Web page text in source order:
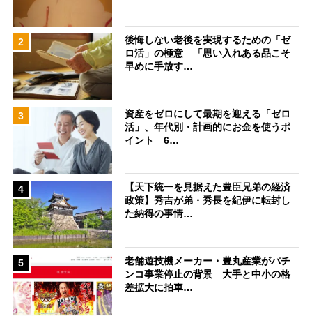
2
後悔しない老後を実現するための「ゼ
ロ活」の極意 「思い入れある品こそ
早めに手放す…
3
資産をゼロにして最期を迎える「ゼロ
活」、年代別・計画的にお金を使うポ
イント 6…
4
【天下統一を見据えた豊臣兄弟の経済
政策】秀吉が弟・秀長を紀伊に転封し
た納得の事情…
5
老舗遊技機メーカー・豊丸産業がパチ
ンコ事業停止の背景 大手と中小の格
差拡大に拍車…